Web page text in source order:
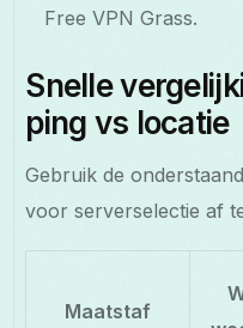
Free VPN Grass.
Snelle
ping vs locatie
Gebruik de
voor serverselectie af
Maatstaf